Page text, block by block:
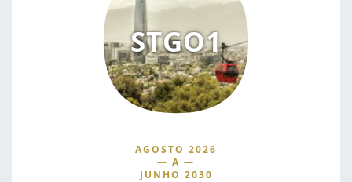
STGO1
AGOSTO 2026
— A —
JUNHO 2030